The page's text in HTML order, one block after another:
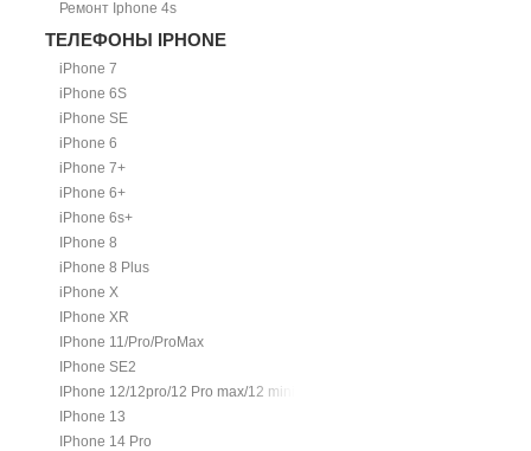
Ремонт Iphone 4s
ТЕЛЕФОНЫ IPHONE
iPhone 7
iPhone 6S
iPhone SE
iPhone 6
iPhone 7+
iPhone 6+
iPhone 6s+
IPhone 8
iPhone 8 Plus
iPhone X
IPhone XR
IPhone 11/Pro/ProMax
IPhone SE2
IPhone 12/12pro/12 Pro max/12 mini.
IPhone 13
IPhone 14 Pro